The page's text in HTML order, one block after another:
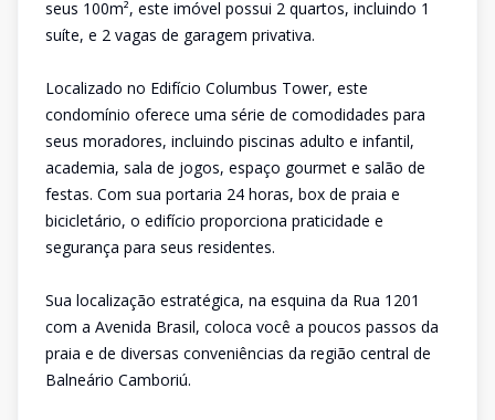
seus 100m², este imóvel possui 2 quartos, incluindo 1
suíte, e 2 vagas de garagem privativa.
Localizado no Edifício Columbus Tower, este
condomínio oferece uma série de comodidades para
seus moradores, incluindo piscinas adulto e infantil,
academia, sala de jogos, espaço gourmet e salão de
festas. Com sua portaria 24 horas, box de praia e
bicicletário, o edifício proporciona praticidade e
segurança para seus residentes.
Sua localização estratégica, na esquina da Rua 1201
com a Avenida Brasil, coloca você a poucos passos da
praia e de diversas conveniências da região central de
Balneário Camboriú.